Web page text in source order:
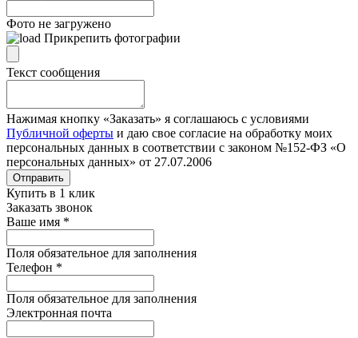
Фото не загружено
Прикрепить фотографии
Текст сообщения
Нажимая кнопку «Заказать» я соглашаюсь с условиями
Публичной оферты и даю свое согласие на обработку моих
персональных данных в соответствии с законом №152-ФЗ «О
персональных данных» от 27.07.2006
Отправить
Купить в 1 клик
Заказать звонок
Ваше имя *
Поля обязательное для заполнения
Телефон *
Поля обязательное для заполнения
Электронная почта